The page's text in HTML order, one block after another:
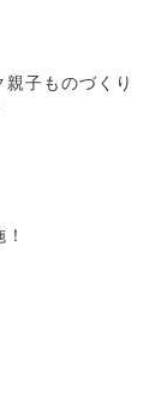
子ものづくり